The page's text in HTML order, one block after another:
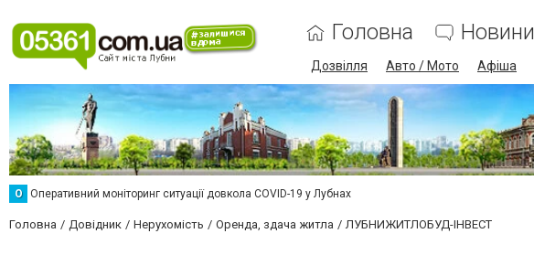
Головна Новини
Дозвілля Авто / Мото Афіша
О Оперативний моніторинг ситуації довкола COVID-19 у Лубнах
Головна Довідник Нерухомість Оренда, здача житла ЛУБНИЖИТЛОБУД-ІНВЕСТ